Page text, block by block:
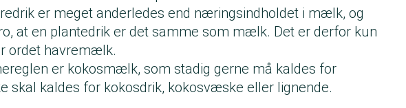
er meget anderledes end næringsindholdet i mælk, og
at en plantedrik er det samme som mælk. Det er derfor kun
ordet havremælk.
er kokosmælk, som stadig gerne må kaldes for
skal kaldes for kokosdrik, kokosvæske eller lignende.